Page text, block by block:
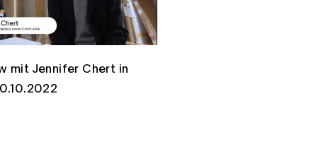
mit Jennifer Chert in